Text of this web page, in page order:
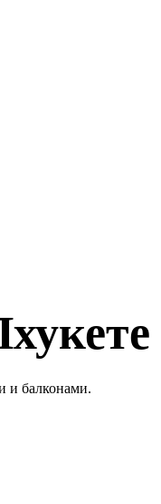
и балконами.